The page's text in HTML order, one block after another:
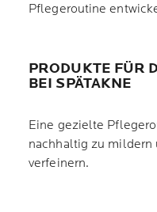
Pflegeroutine
PRODUKTE FÜR
BEI SPÄTAKNE
Eine gezielte
nachhaltig zu mildern
verfeinern.